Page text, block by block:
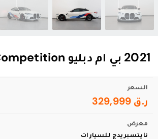
2021 بي ام دبليو M4 Competition
السعر
ر.ق 329,999
معرض
نايتسبريدج للسيارات